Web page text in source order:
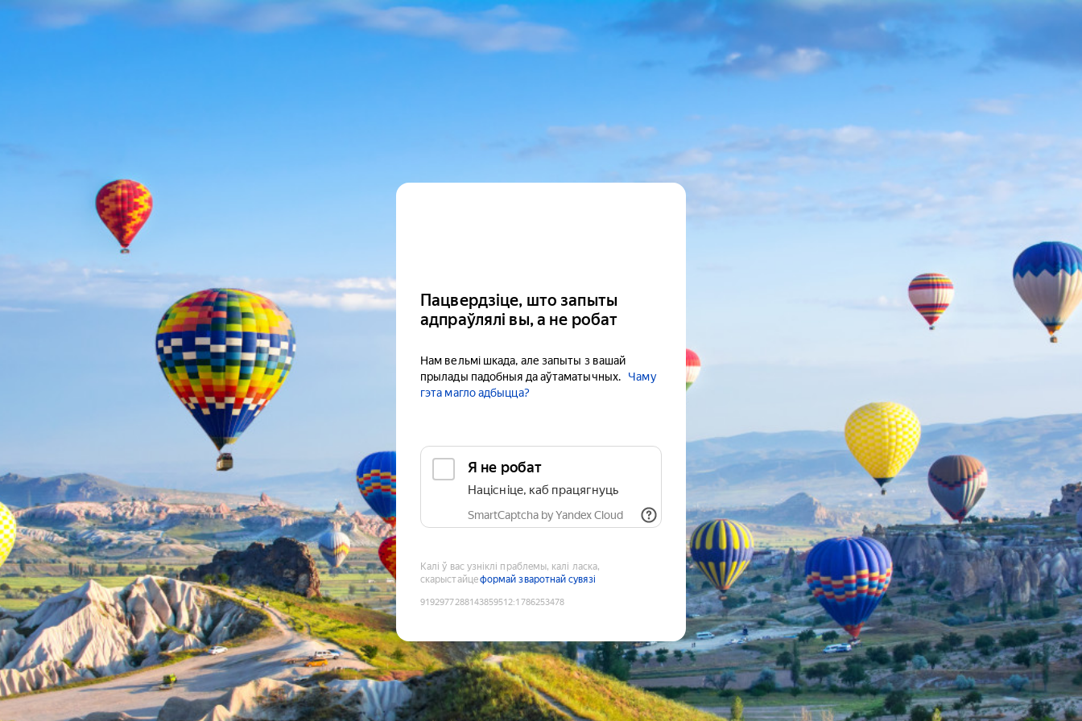
Пацвердзіце, што запыты
адпраўлялі вы, а не робат
Нам вельмі шкада, але запыты з вашай
прылады падобныя да аўтаматычных.
Чаму
гэта магло адбыцца?
Я не робат
Націсніце, каб працягнуць
SmartCaptcha by Yandex Cloud
Калі ў вас узніклі праблемы, калі ласка,
скарыстайцеформай зваротнай сувязі
9192977288143859512:1786253478